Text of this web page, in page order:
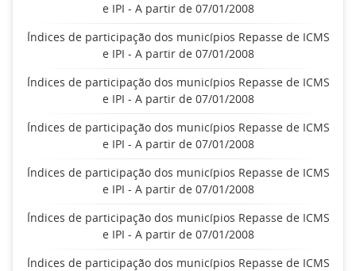
e IPI - A partir de 07/01/2008
Índices de participação dos municípios Repasse de ICMS
e IPI - A partir de 07/01/2008
Índices de participação dos municípios Repasse de ICMS
e IPI - A partir de 07/01/2008
Índices de participação dos municípios Repasse de ICMS
e IPI - A partir de 07/01/2008
Índices de participação dos municípios Repasse de ICMS
e IPI - A partir de 07/01/2008
Índices de participação dos municípios Repasse de ICMS
e IPI - A partir de 07/01/2008
Índices de participação dos municípios Repasse de ICMS